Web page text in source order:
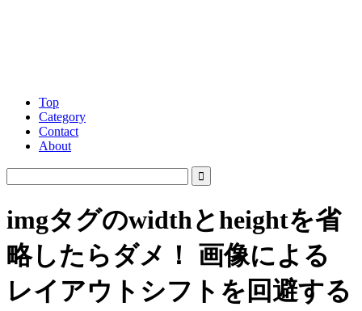
Top
Category
Contact
About
imgタグのwidthとheightを省
略したらダメ！ 画像による
レイアウトシフトを回避する